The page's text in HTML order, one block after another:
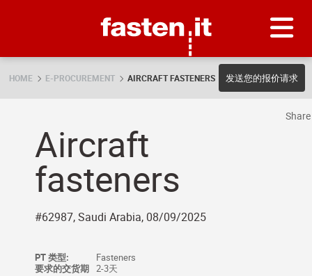
HOME E-PROCUREMENT AIRCRAFT FASTENERS 发送您的报价请求
Aircraft
fasteners
#62987, Saudi Arabia, 08/09/2025
PT 类型:
Fasteners
要求的交货期 2-3天
Share